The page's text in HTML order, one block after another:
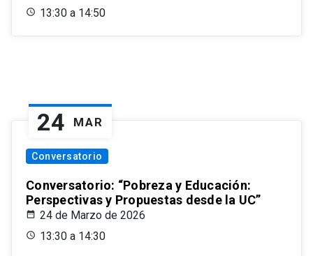
13:30 a 14:50
24 MAR
Conversatorio
Conversatorio: “Pobreza y Educación:
Perspectivas y Propuestas desde la UC”
24 de Marzo de 2026
13:30 a 14:30